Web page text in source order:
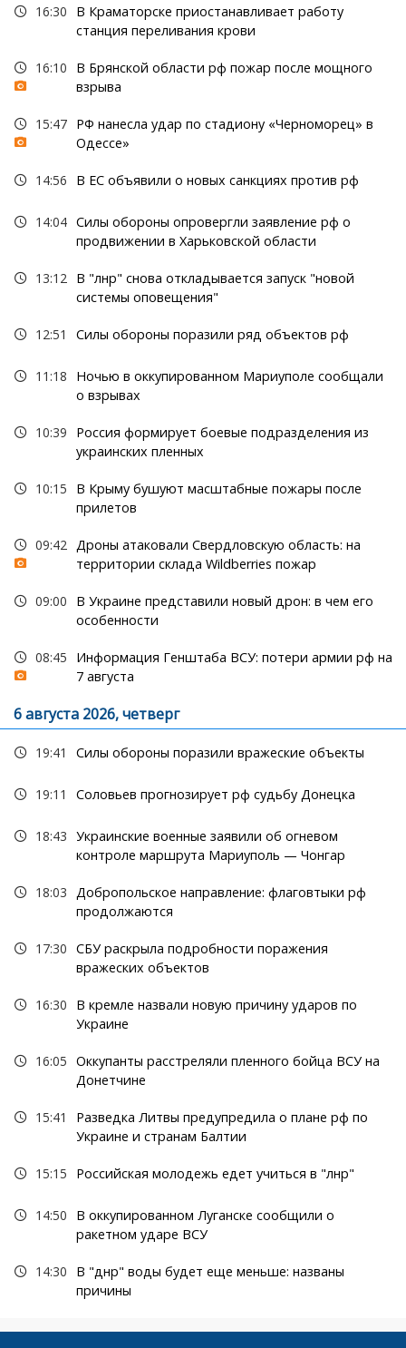
16:30
В Краматорске приостанавливает работу
станция переливания крови
16:10
В Брянской области рф пожар после мощного
взрыва
15:47 РФ нанесла удар по стадиону «Черноморец» в
Одессе»
14:56 В ЕС объявили о новых санкциях против рф
14:04 Силы обороны опровергли заявление рф о
продвижении в Харьковской области
13:12 В "лнр" снова откладывается запуск "новой
системы оповещения"
12:51 Силы обороны поразили ряд объектов рф
11:18
Ночью в оккупированном Мариуполе сообщали
о взрывах
10:39
Россия формирует боевые подразделения из
украинских пленных
10:15
В Крыму бушуют масштабные пожары после
прилетов
09:42 Дроны атаковали Свердловскую область: на
территории склада Wildberries пожар
09:00
В Украине представили новый дрон: в чем его
особенности
08:45
Информация Генштаба ВСУ: потери армии рф на
7 августа
6 августа 2026, четверг
19:41 Силы обороны поразили вражеские объекты
19:11 Соловьев прогнозирует рф судьбу Донецка
18:43 Украинские военные заявили об огневом
контроле маршрута Мариуполь — Чонгар
18:03 Добропольское направление: флаговтыки рф
продолжаются
17:30 СБУ раскрыла подробности поражения
вражеских объектов
16:30
В кремле назвали новую причину ударов по
Украине
16:05 Оккупанты расстреляли пленного бойца ВСУ на
Донетчине
15:41
Разведка Литвы предупредила о плане рф по
Украине и странам Балтии
15:15 Российская молодежь едет учиться в "лнр"
14:50
В оккупированном Луганске сообщили о
ракетном ударе ВСУ
14:30
В "днр" воды будет еще меньше: названы
причины